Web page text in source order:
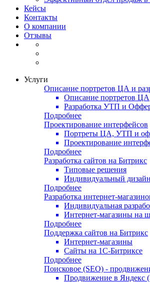
Кейсы
Контакты
О компании
Отзывы
Услуги
Описание портретов ЦА и
Описание портретов ЦА
Разработка УТП и
Подробнее
Проектирование интерфейсов
Портреты ЦА, УТП и
Проектирование
Подробнее
Разработка сайтов на Битрикс
Типовые решения
Индивидуальный дизайн
Подробнее
Разработка интернет-
Индивидуальная
Интернет-магазины на
Подробнее
Поддержка сайтов на Битрикс
Интернет-магазины
Сайты на 1С-Битриксе
Подробнее
Поисковое (SEO) -
Продвижение в Яндекс